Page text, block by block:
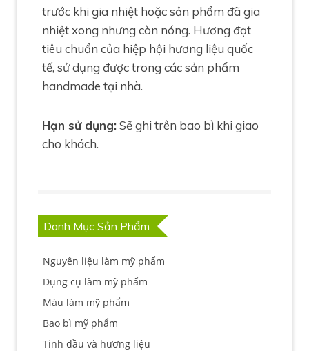
trước khi gia nhiệt hoặc sản phẩm đã gia
nhiệt xong nhưng còn nóng. Hương đạt
tiêu chuẩn của hiệp hội hương liệu quốc
tế, sử dụng được trong các sản phẩm
handmade tại nhà.
Hạn sử dụng:Sẽ ghi trên bao bì khi giao
cho khách.
Danh Mục Sản Phẩm
Nguyên liệu làm mỹ phẩm
Dụng cụ làm mỹ phẩm
Màu làm mỹ phẩm
Bao bì mỹ phẩm
Tinh dầu và hương liệu